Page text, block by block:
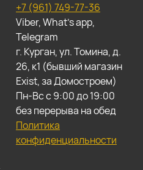
+7 (961) 749-77-36
Viber, What's app,
Telegram
г. Курган, ул. Томина, д.
26, к1 (бывший магазин
Exist, за Домостроем)
Пн-Вс с 9:00 до 19:00
без перерыва на обед
Политика
конфиденциальности